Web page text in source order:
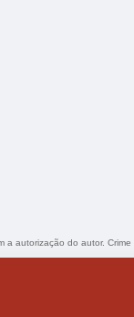
autorização do autor.